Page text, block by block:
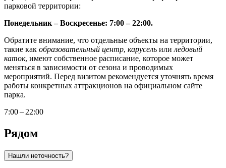
парковой территории:
Понедельник – Воскресенье: 7:00 – 22:00.
Обратите внимание, что отдельные объекты на территории,
такие как образовательный центр, карусель или ледовый
каток, имеют собственное расписание, которое может
меняться в зависимости от сезона и проводимых
мероприятий. Перед визитом рекомендуется уточнять время
работы конкретных аттракционов на официальном сайте
парка.
7:00 – 22:00
Рядом
Нашли неточность?